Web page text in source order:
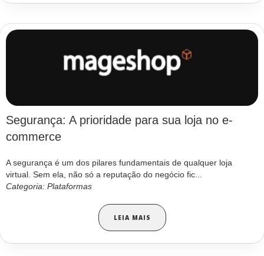
Segurança: A prioridade para sua loja no e-
commerce
A segurança é um dos pilares fundamentais de qualquer loja
virtual. Sem ela, não só a reputação do negócio fic...
Categoria: Plataformas
LEIA MAIS